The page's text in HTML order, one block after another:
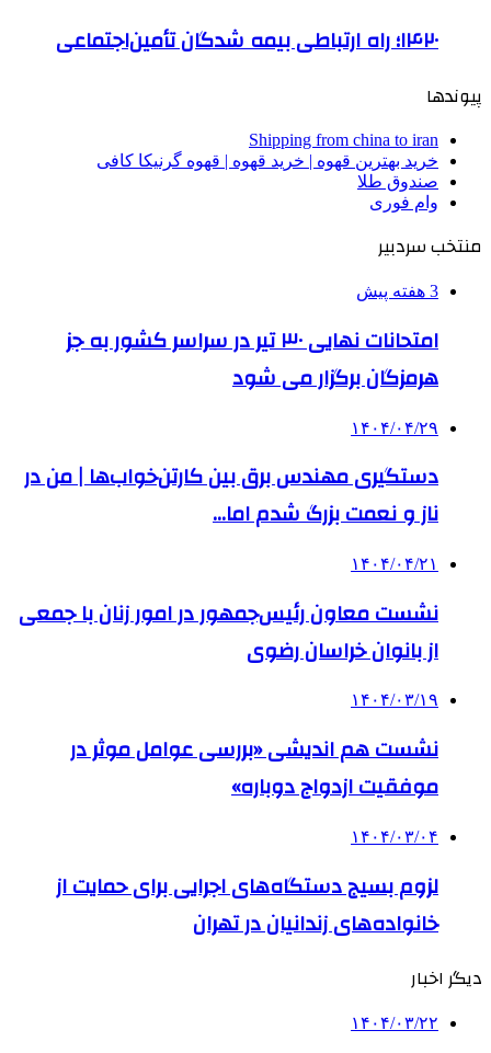
۱۴۲۰؛ راه ارتباطی بیمه شدگان تأمین‌اجتماعی
پیوندها
Shipping from china to iran
خرید بهترین قهوه | خرید قهوه | قهوه گرنیکا کافی
صندوق طلا
وام فوری
منتخب سردبیر
3 هفته پیش
امتحانات نهایی ۳۰ تیر در سراسر کشور به جز
هرمزگان برگزار می شود
۱۴۰۴/۰۴/۲۹
دستگیری مهندس برق بین کارتن‌خواب‌ها | من در
ناز و نعمت بزرگ شدم اما…
۱۴۰۴/۰۴/۲۱
نشست معاون رئیس‌جمهور در امور زنان با جمعی
از بانوان خراسان رضوی
۱۴۰۴/۰۳/۱۹
نشست هم اندیشی «بررسی عوامل موثر در
موفقیت ازدواج دوباره»
۱۴۰۴/۰۳/۰۴
لزوم بسیج دستگاه‌های اجرایی برای حمایت از
خانواده‌های زندانیان در تهران
دیگر اخبار
۱۴۰۴/۰۳/۲۲